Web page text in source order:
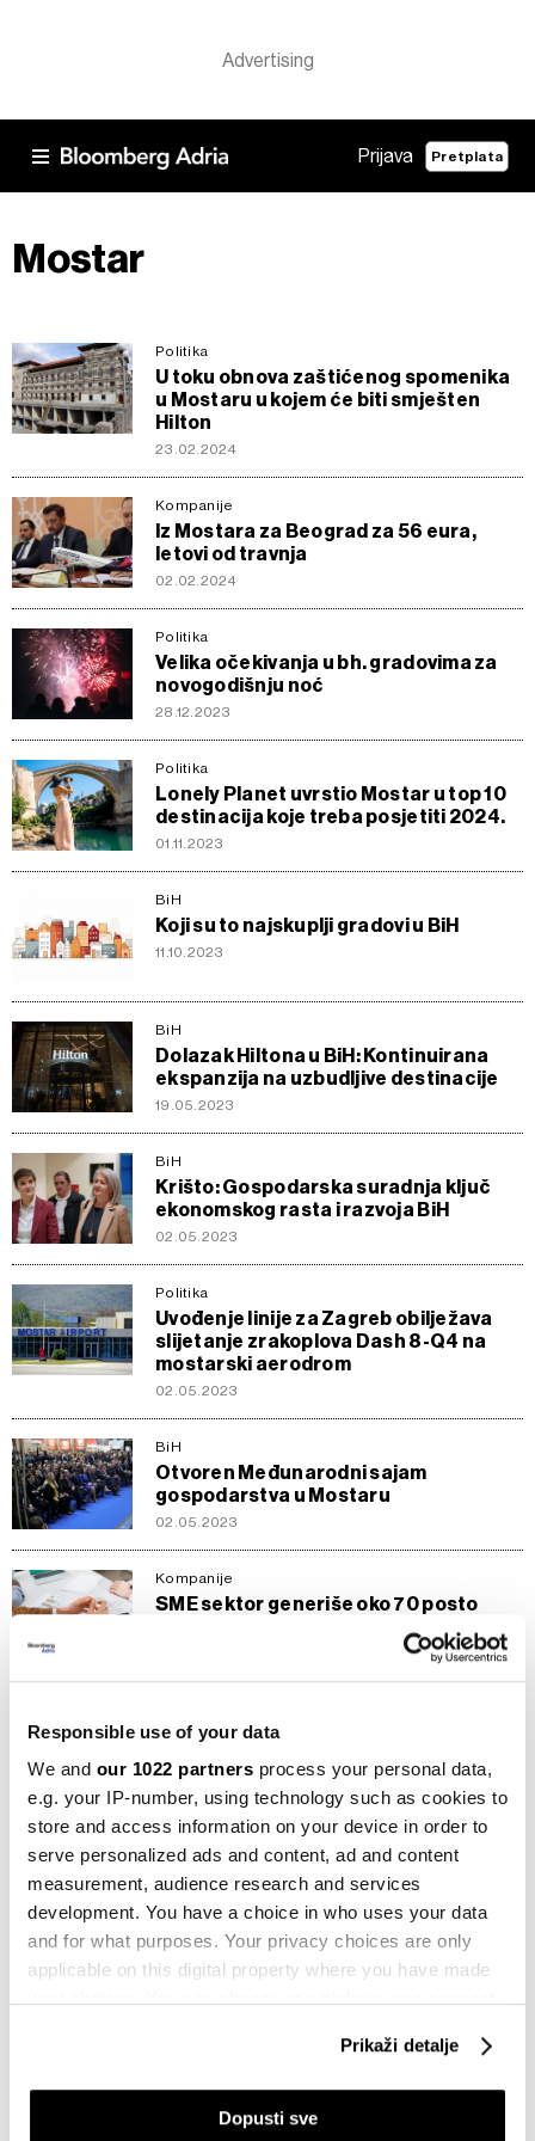
Responsible use of your data
We and our 1022 partners process your personal data,
e.g. your IP-number, using technology such as cookies to
store and access information on your device in order to
serve personalized ads and content, ad and content
measurement, audience research and services
development. You have a choice in who uses your data
and for what purposes. Your privacy choices are only
applicable on this digital property where you have made
If you allow, we would also like to:
Prikaži detalje
Dopusti sve
Prijava Pretplata
Mostar
Politika
U toku obnova zaštićenog spomenika
u Mostaru u kojem će biti smješten
Hilton
23.02.2024
Kompanije
Iz Mostara za Beograd za 56 eura,
letovi od travnja
02.02.2024
Politika
Velika očekivanja u bh. gradovima za
novogodišnju noć
28.12.2023
Politika
Lonely Planet uvrstio Mostar u top 10
destinacija koje treba posjetiti 2024.
01.11.2023
BiH
Koji su to najskuplji gradovi u BiH
11.10.2023
BiH
Dolazak Hiltona u BiH: Kontinuirana
ekspanzija na uzbudljive destinacije
19.05.2023
BiH
Krišto: Gospodarska suradnja ključ
ekonomskog rasta i razvoja BiH
02.05.2023
Politika
Uvođenje linije za Zagreb obilježava
slijetanje zrakoplova Dash 8-Q4 na
mostarski aerodrom
02.05.2023
BiH
Otvoren Međunarodni sajam
gospodarstva u Mostaru
02.05.2023
Kompanije
SME sektor generiše oko 70 posto
Gross Kabiri: Znanje omogućava da
Aluminij bude na vrhuncu kvaliteta
proizvodnje
19.02.2023
BiH
Gross Kabiri za BBA: BiH ima bolju
poziciju za razvoj nego što ju je imao
Izrael
03.02.2023
Aeroitalia uvodi u Mostar sezonske
15.01.2023